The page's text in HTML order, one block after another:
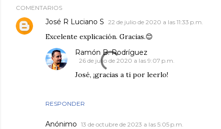
COMENTARIOS
José R Luciano S 22 de julio de 2020 a las 11:33 p.m.
Excelente explicación. Gracias.😊
RESPONDER
Ramón B. Rodríguez
26 de julio de 2020 a las 9:07 p.m.
José, ¡gracias a ti por leerlo!
Anónimo 13 de octubre de 2023 a las 5:05 p.m.